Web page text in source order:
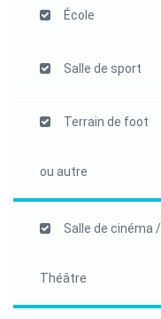
École
Salle de sport
Terrain de foot
ou autre
Salle de cinéma /
Théâtre